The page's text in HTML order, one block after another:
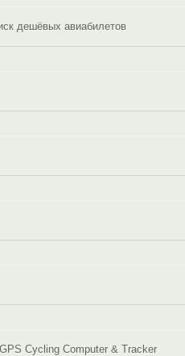
дешёвых авиабилетов
Cycling Computer & Tracker